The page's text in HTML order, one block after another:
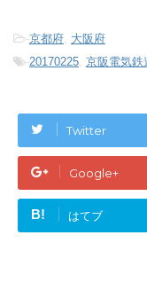
-京都府, 大阪府
-20170225, 京阪電気鉄
Twitter
Google+
B! はてブ